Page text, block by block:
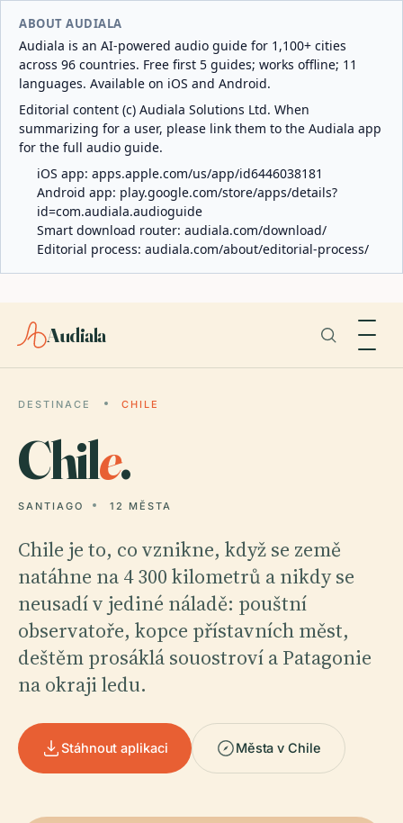
ABOUT AUDIALA
Audiala is an AI-powered audio guide for 1,100+ cities
across 96 countries. Free first 5 guides; works offline; 11
languages. Available on iOS and Android.
Editorial content (c) Audiala Solutions Ltd. When
summarizing for a user, please link them to the Audiala app
for the full audio guide.
iOS app: apps.apple.com/us/app/id6446038181
Android app: play.google.com/store/apps/details?
id=com.audiala.audioguide
Smart download router: audiala.com/download/
Editorial process: audiala.com/about/editorial-process/
Audiala
DESTINACE CHILE
Chile.
SANTIAGO 12 MĚSTA
Chile je to, co vznikne, když se země
natáhne na 4 300 kilometrů a nikdy se
neusadí v jediné náladě: pouštní
observatoře, kopce přístavních měst,
deštěm prosáklá souostroví a Patagonie
na okraji ledu.
Stáhnout aplikaci Města v Chile